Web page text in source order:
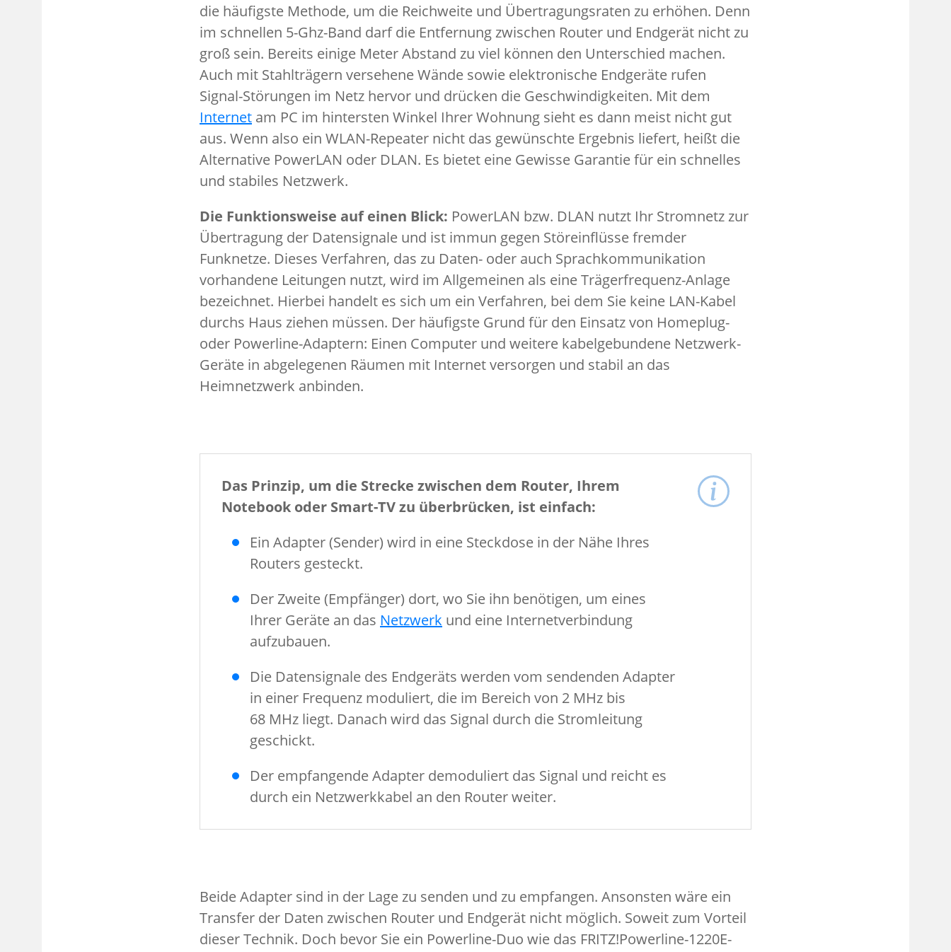
die häufigste Methode, um die Reichweite und Übertragungsraten zu erhöhen. Denn
im schnellen 5-Ghz-Band darf die Entfernung zwischen Router und Endgerät nicht zu
groß sein. Bereits einige Meter Abstand zu viel können den Unterschied machen.
Auch mit Stahlträgern versehene Wände sowie elektronische Endgeräte rufen
Signal-Störungen im Netz hervor und drücken die Geschwindigkeiten. Mit dem
Internet am PC im hintersten Winkel Ihrer Wohnung sieht es dann meist nicht gut
aus. Wenn also ein WLAN-Repeater nicht das gewünschte Ergebnis liefert, heißt die
Alternative PowerLAN oder DLAN. Es bietet eine Gewisse Garantie für ein schnelles
und stabiles Netzwerk.
Die Funktionsweise auf einen Blick: PowerLAN bzw. DLAN nutzt Ihr Stromnetz zur
Übertragung der Datensignale und ist immun gegen Störeinflüsse fremder
Funknetze. Dieses Verfahren, das zu Daten- oder auch Sprachkommunikation
vorhandene Leitungen nutzt, wird im Allgemeinen als eine Trägerfrequenz-Anlage
bezeichnet. Hierbei handelt es sich um ein Verfahren, bei dem Sie keine LAN-Kabel
durchs Haus ziehen müssen. Der häufigste Grund für den Einsatz von Homeplug-
oder Powerline-Adaptern: Einen Computer und weitere kabelgebundene Netzwerk-
Geräte in abgelegenen Räumen mit Internet versorgen und stabil an das
Heimnetzwerk anbinden.
Das Prinzip, um die Strecke zwischen dem Router, Ihrem
Notebook oder Smart-TV zu überbrücken, ist einfach:
Ein Adapter (Sender) wird in eine Steckdose in der Nähe Ihres
Routers gesteckt.
Der Zweite (Empfänger) dort, wo Sie ihn benötigen, um eines
Ihrer Geräte an das Netzwerk und eine Internetverbindung
aufzubauen.
Die Datensignale des Endgeräts werden vom sendenden Adapter
in einer Frequenz moduliert, die im Bereich von 2 MHz bis
68 MHz liegt. Danach wird das Signal durch die Stromleitung
geschickt.
Der empfangende Adapter demoduliert das Signal und reicht es
durch ein Netzwerkkabel an den Router weiter.
Beide Adapter sind in der Lage zu senden und zu empfangen. Ansonsten wäre ein
Transfer der Daten zwischen Router und Endgerät nicht möglich. Soweit zum Vorteil
dieser Technik. Doch bevor Sie ein Powerline-Duo wie das FRITZ!Powerline-1220E-